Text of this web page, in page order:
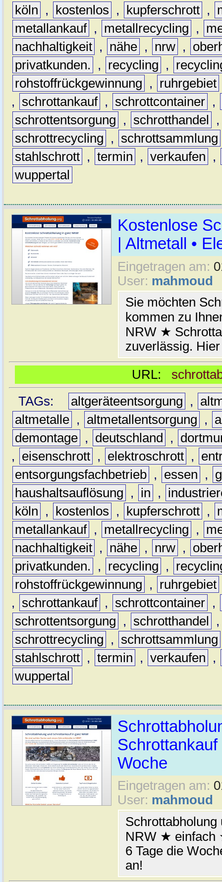
köln , kostenlos , kupferschrott ,
metallankauf , metallrecycling ,
nachhaltigkeit , nähe , nrw ,
privatkunden.
, recycling ,
rohstoffrückgewinnung
, ruhrgebiet
,
schrottankauf , schrottcontainer ,
schrottentsorgung
, schrotthandel
schrottrecycling
, schrottsammlung
stahlschrott , termin , verkaufen
,
wuppertal
Kostenlose
| Altmetall •
Eingetragen am:
User: mahmoud
Sie möchten
kommen zu
NRW ★
zuverlässig.
URL:
TAGs:
altgeräteentsorgung ,
altmetalle , altmetallentsorgung ,
demontage , deutschland ,
,
eisenschrott , elektroschrott ,
entsorgungsfachbetrieb , essen ,
haushaltsauflösung
, in ,
köln
, kostenlos , kupferschrott ,
metallankauf , metallrecycling ,
nachhaltigkeit , nähe , nrw ,
privatkunden.
, recycling ,
rohstoffrückgewinnung
, ruhrgebiet
,
schrottankauf , schrottcontainer ,
schrottentsorgung
, schrotthandel
schrottrecycling
, schrottsammlung
stahlschrott , termin , verkaufen
,
wuppertal
Schrottankauf
Woche
Eingetragen am:
User: mahmoud
Schrottabholung
NRW ★
6 Tage die
an!